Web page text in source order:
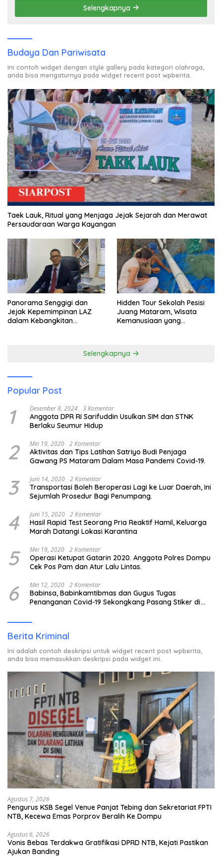
Selengkapnya
Budaya Dan Pariwisata
Ini contoh widget dengan style gallery pada kategori olahraga,
anda bisa mengaturnya pada widget recent post wpberita.
Taek Lauk, Ritual yang Menjaga Jejak Sejarah dan Merawat
Persaudaraan Warga Kayangan
Panorama Senggigi dan
Jejak Kepemimpinan LAZ
dalam Kebangkitan
Hidden Tour Sekolah Pesisi
Juang Mataram, Wisata
Kemanusiaan yang
Selengkapnya
Popular Post
1 Desember 8, 2024 3 Komentar
Anggota DPR RI Sarifuddin Usulkan SIM dan STNK
Berlaku Seumur Hidup
2 Mei 19, 2020 2 Komentar
Aktivitas dan Tips Latihan Satriyo Budi Penjaga
Gawang PS Mataram Dalam Masa Pandemi Covid-19.
3 Juni 14, 2020 2 Komentar
Transportasi Boleh Beroperasi Lagi ke Luar Daerah, Ini
Sejumlah Prosedur Bagi Penumpang.
4 Juni 15, 2020 2 Komentar
Hasil Rapid Test Seorang Pria Reaktif Hamil, Keluarga
Marah Datangi Lokasi Karantina
5 Mei 19, 2020 2 Komentar
Operasi Ketupat Gatarin 2020. Anggota Polres Dompu
Cek Pos Pam dan Atur Lalu Lintas.
6 Mei 12, 2020 2 Komentar
Babinsa, Babinkamtibmas dan Gugus Tugas
Penanganan Covid-19 Sekongkang Pasang Stiker di
Berita Kriminal
Ini adalah contoh deskripsi untuk widget recent post wpberita,
anda bisa memasukkan deskripsi pada widget ini.
Agustus 7, 2026
Pengurus KSB Segel Venue Panjat Tebing dan Sekretariat FPTI
NTB, Kecewa Emas Porprov Beralih Ke Dompu
Agustus 6, 2026
Vonis Bebas Terdakwa Gratifikasi DPRD NTB, Kejati Pastikan
Ajukan Banding